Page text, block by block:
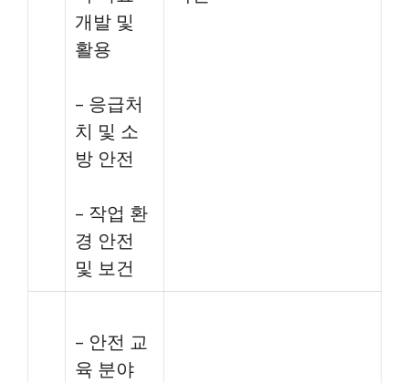
개발 및
활용
– 응급처
치 및 소
방 안전
– 작업 환
경 안전
및 보건
– 안전 교
육 분야